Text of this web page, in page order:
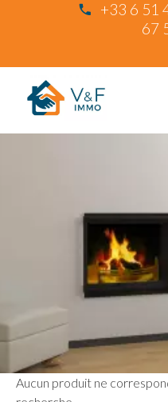
+33 6 51
67
Aucun produit ne